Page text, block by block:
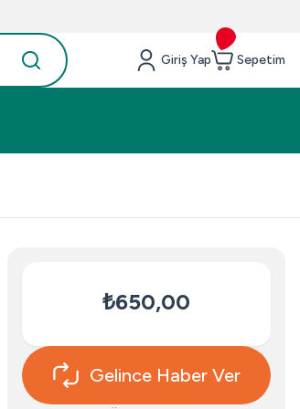
Giriş Yap Sepetim
₺650,00
Gelince Haber Ver